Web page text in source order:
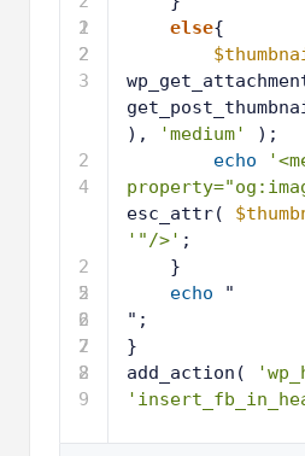
1
2
2
2
3
2
4
2
5
2
6
2
7
2
8
2
9
else{
),
'medium'
);
echo
esc_attr(
'"/>' ;
}
echo
"
";
}
add_action(